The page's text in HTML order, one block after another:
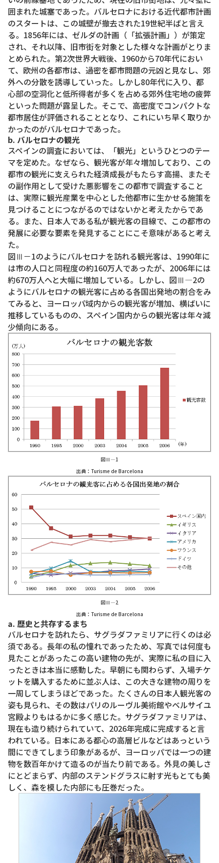
囲まれた城塞であった。バルセロナにおける近代都市計画
のスタートは、この城壁が撤去された19世紀半ばと言え
る。1856年には、ゼルダの計画（「拡張計画」）が策定
され、それ以降、旧市街を対象とした様々な計画がとりま
とめられた。第2次世界大戦後、1960から70年代におい
て、欧州の各都市は、過密を都市問題の元凶と見なし、郊
外への分散を誘導していった。しかし80年代に入り、都
心部の空洞化と低所得者が多くを占める郊外住宅地の疲弊
といった問題が露呈した。そこで、高密度でコンパクトな
都市居住が評価されることとなり、これにいち早く取りか
かったのがバルセロナであった。
b. バルセロナの観光
スペインの調査においては、「観光」というひとつのテー
マを定めた。なぜなら、観光客が年々増加しており、この
都市の観光に支えられた経済成長がもたらす高揚、またそ
の副作用として受けた悪影響をこの都市で調査すること
は、実際に観光産業を中心とした他都市に生かせる施策を
見つけることにつながるのではないかと考えたからであ
る。また、日本人である私が観光客の目線で、この都市の
発展に必要な要素を発見することにこそ意味があると考え
た。
図Ⅲ－1のようにバルセロナを訪れる観光客は、1990年に
は市の人口と同程度の約160万人であったが、2006年には
約670万人へと大幅に増加している。しかし、図Ⅲ―2の
ようにバルセロナの観光客に占める各国出発地の割合をみ
てみると、ヨーロッパ域内からの観光客が増加、横ばいに
推移しているものの、スペイン国内からの観光客は年々減
少傾向にある。
図Ⅲ―1
出典：Turisme de Barcelona
図Ⅲ―2
出典：Turisme de Barcelona
a. 歴史と共存するまち
バルセロナを訪れたら、サグラダファミリアに行くのは必
須である。長年の私の憧れであったため、写真では何度も
見たことがあったこの高い建物の先が、実際に私の目に入
ったときは本当に感動した。早朝にも関わらず、入場チケ
ットを購入するために並ぶ人は、この大きな建物の周りを
一周してしまうほどであった。たくさんの日本人観光客の
姿も見られ、その数はパリのルーヴル美術館やベルサイユ
宮殿よりもはるかに多く感じた。サグラダファミリアは、
現在も造り続けられていて、2026年完成に完成すると言
われている。日本にある都心の高層ビルなどはあっという
間にできてしまう印象があるが、ヨーロッパでは一つの建
物を数百年かけて造るのが当たり前である。外見の美しさ
にとどまらず、内部のステンドグラスに射す光もとても美
しく、森を模した内部にも圧巻だった。